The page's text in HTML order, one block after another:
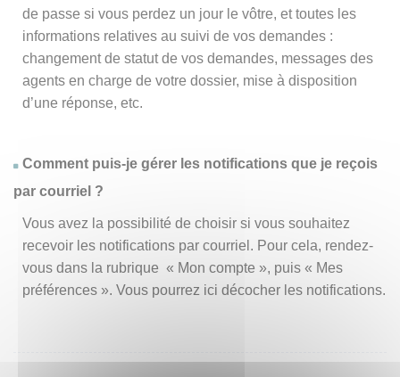
de passe si vous perdez un jour le vôtre, et toutes les
informations relatives au suivi de vos demandes :
changement de statut de vos demandes, messages des
agents en charge de votre dossier, mise à disposition
d’une réponse, etc.
Comment puis-je gérer les notifications que je reçois
par courriel ?
Vous avez la possibilité de choisir si vous souhaitez
recevoir les notifications par courriel. Pour cela, rendez-
vous dans la rubrique « Mon compte », puis « Mes
préférences ». Vous pourrez ici décocher les notifications.